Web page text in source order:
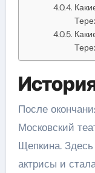
После
Московский
Щепкина.
актрисы и